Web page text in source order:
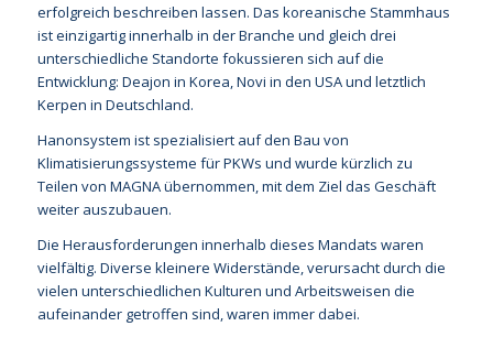
erfolgreich beschreiben lassen. Das koreanische Stammhaus
ist einzigartig innerhalb in der Branche und gleich drei
unterschiedliche Standorte fokussieren sich auf die
Entwicklung: Deajon in Korea, Novi in den USA und letztlich
Kerpen in Deutschland.
Hanonsystem ist spezialisiert auf den Bau von
Klimatisierungssysteme für PKWs und wurde kürzlich zu
Teilen von MAGNA übernommen, mit dem Ziel das Geschäft
weiter auszubauen.
Die Herausforderungen innerhalb dieses Mandats waren
vielfältig. Diverse kleinere Widerstände, verursacht durch die
vielen unterschiedlichen Kulturen und Arbeitsweisen die
aufeinander getroffen sind, waren immer dabei.